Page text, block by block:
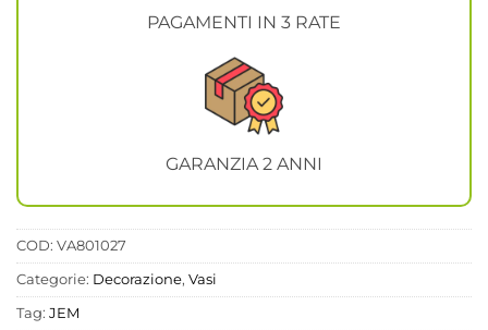
PAGAMENTI IN 3 RATE
GARANZIA 2 ANNI
COD: VA801027
Categorie: Decorazione, Vasi
Tag: JEM